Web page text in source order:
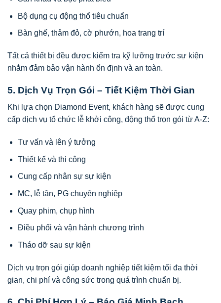
Bộ dụng cụ động thổ tiêu chuẩn
Bàn ghế, thảm đỏ, cờ phướn, hoa trang trí
Tất cả thiết bị đều được kiểm tra kỹ lưỡng trước sự kiện
nhằm đảm bảo vận hành ổn định và an toàn.
5. Dịch Vụ Trọn Gói – Tiết Kiệm Thời Gian
Khi lựa chọn Diamond Event, khách hàng sẽ được cung
cấp dịch vụ tổ chức lễ khởi công, động thổ trọn gói từ A-Z:
Tư vấn và lên ý tưởng
Thiết kế và thi công
Cung cấp nhân sự sự kiện
MC, lễ tân, PG chuyên nghiệp
Quay phim, chụp hình
Điều phối và vận hành chương trình
Tháo dỡ sau sự kiện
Dịch vụ trọn gói giúp doanh nghiệp tiết kiệm tối đa thời
gian, chi phí và công sức trong quá trình chuẩn bị.